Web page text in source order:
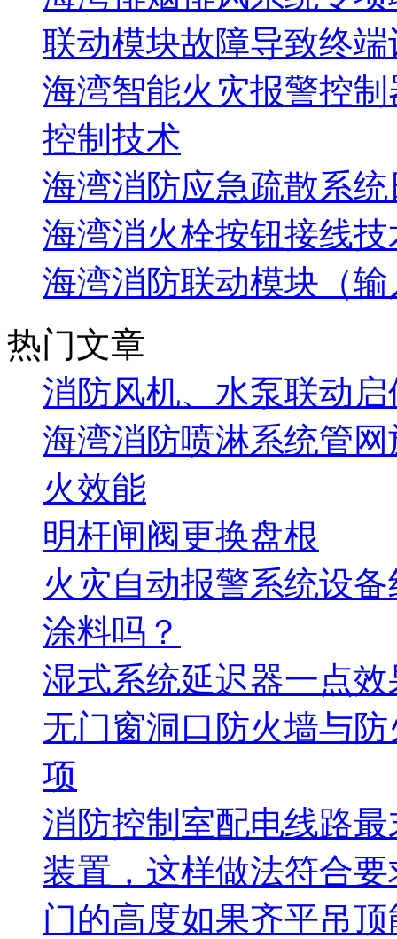
联动模块故障导致终
海湾智能火灾报警控
控制技术
海湾消防应急疏散系
海湾消火栓按钮接线
海湾消防联动模块（
热门文章
消防风机、水泵联动
海湾消防喷淋系统管
火效能
明杆闸阀更换盘根
火灾自动报警系统设
涂料吗？
湿式系统延迟器一点
无门窗洞口防火墙与
项
消防控制室配电线路
装置，这样做法符合
门的高度如果齐平吊